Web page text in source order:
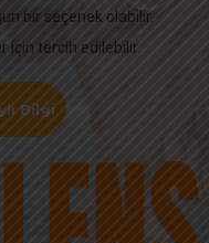
bir seçenek olabilir.
için tercih edilebilir.
Bilgi